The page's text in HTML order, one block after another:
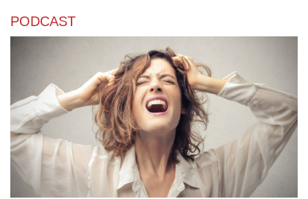
Văn học
PODCAST